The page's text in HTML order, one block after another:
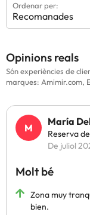
Ordenar per:
Recomanades
Opinions reals
Són experiències de
marques: Amimir.com,
María
Reserva
De juliol
Molt bé
Zona muy
bien.